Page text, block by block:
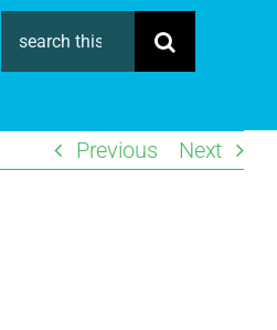
Search
for:
Previous Next